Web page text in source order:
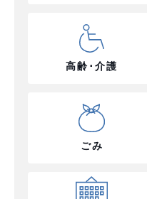
高齢･介護
ごみ